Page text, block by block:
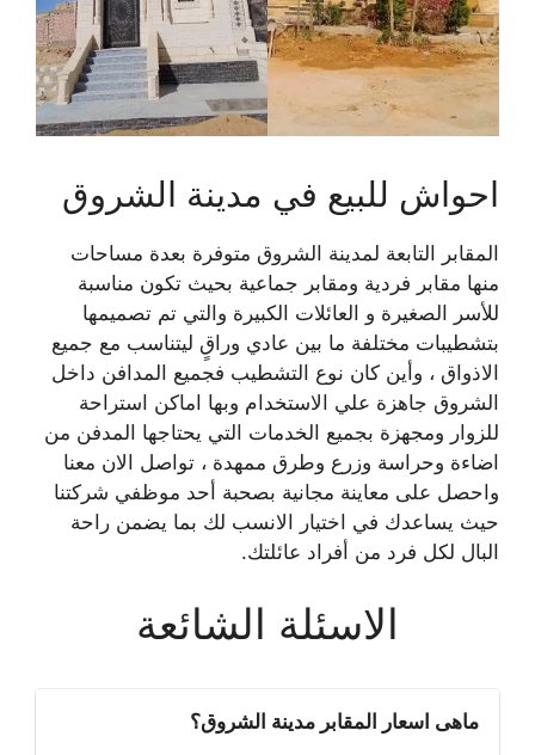
احواش للبيع في مدينة الشروق
المقابر التابعة لمدينة الشروق متوفرة بعدة مساحات
منها مقابر فردية ومقابر جماعية بحيث تكون مناسبة
للأسر الصغيرة و العائلات الكبيرة والتي تم تصميمها
بتشطيبات مختلفة ما بين عادي وراقٍ ليتناسب مع جميع
الاذواق ، وأين كان نوع التشطيب فجميع المدافن داخل
الشروق جاهزة علي الاستخدام وبها اماكن استراحة
للزوار ومجهزة بجميع الخدمات التي يحتاجها المدفن من
اضاءة وحراسة وزرع وطرق ممهدة ، تواصل الان معنا
واحصل على معاينة مجانية بصحبة أحد موظفي شركتنا
حيث يساعدك في اختيار الانسب لك بما يضمن راحة
البال لكل فرد من أفراد عائلتك.
الاسئلة الشائعة
ماهى اسعار المقابر مدينة الشروق؟